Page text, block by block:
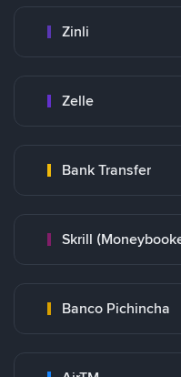
Zinli
Zelle
Bank Transfer
Skrill
Banco Pichincha